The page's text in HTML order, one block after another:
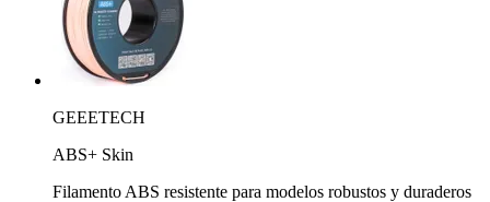
GEEETECH
ABS+ Skin
Filamento ABS resistente para modelos robustos y duraderos